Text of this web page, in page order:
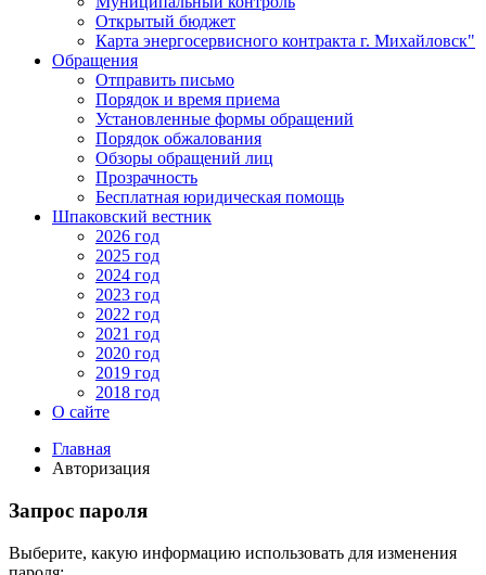
Открытый бюджет
Карта энергосервисного контракта г. Михайловск"
Обращения
Отправить письмо
Порядок и время приема
Установленные формы обращений
Порядок обжалования
Обзоры обращений лиц
Прозрачность
Бесплатная юридическая помощь
Шпаковский вестник
2026 год
2025 год
2024 год
2023 год
2022 год
2021 год
2020 год
2019 год
2018 год
О сайте
Главная
Авторизация
Запрос пароля
Выберите, какую информацию использовать для изменения